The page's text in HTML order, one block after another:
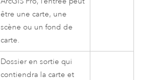
être une carte, une
scène ou un fond de
carte.
Dossier en sortie qui
contiendra la carte et